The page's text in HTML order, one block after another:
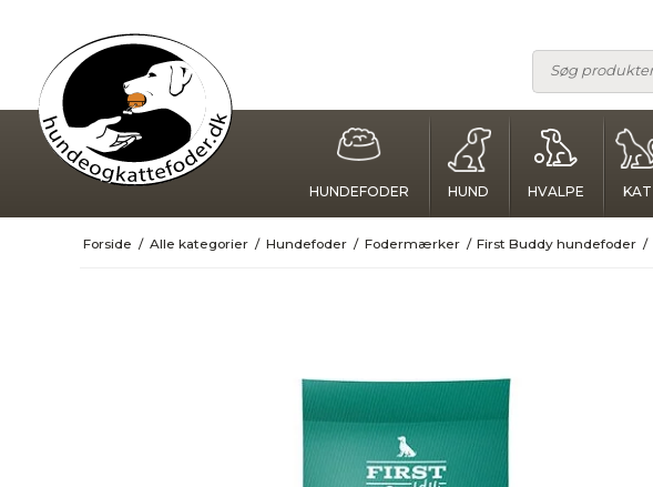
HUNDEFODER HUND HVALPE KAT
Forside / Alle kategorier / Hundefoder / Fodermærker / First Buddy hundefoder /